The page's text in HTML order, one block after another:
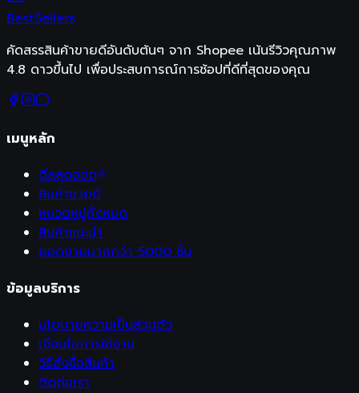
BestSellers
คัดสรรสินค้าขายดีอันดับต้นๆ จาก Shopee เน้นรีวิวคุณภาพ
4.8 ดาวขึ้นไป เพื่อประสบการณ์การช้อปที่ดีที่สุดของคุณ
เมนูหลัก
ดีลสุดฮอต
สินค้าขายดี
หมวดหมู่ทั้งหมด
สินค้าแนะนำ
ยอดขายมากกว่า 5000 ชิ้น
ข้อมูลบริการ
นโยบายความเป็นส่วนตัว
เงื่อนไขการใช้งาน
วิธีสั่งซื้อสินค้า
ติดต่อเรา